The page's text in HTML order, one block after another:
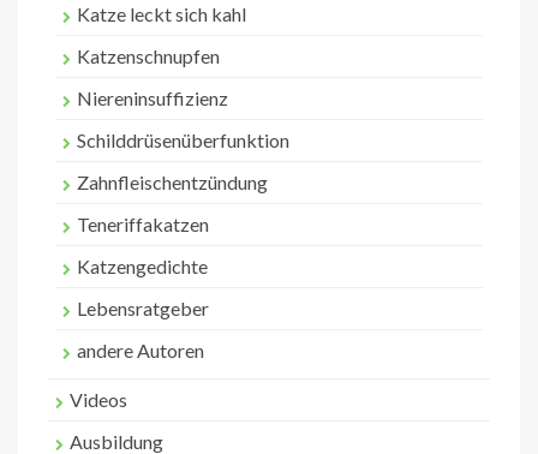
Katze leckt sich kahl
Katzenschnupfen
Niereninsuffizienz
Schilddrüsenüberfunktion
Zahnfleischentzündung
Teneriffakatzen
Katzengedichte
Lebensratgeber
andere Autoren
Videos
Ausbildung